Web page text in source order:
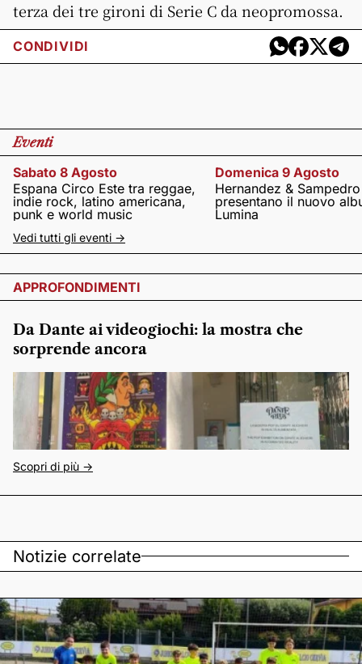
terza dei tre gironi di Serie C da neopromossa.
CONDIVIDI
Eventi
Sabato 8 Agosto
Espana Circo Este tra reggae,
indie rock, latino americana,
punk e world music
Domenica 9 Agosto
Hernandez & Sampedro
presentano il nuovo
Lumina
Vedi tutti gli eventi ->
APPROFONDIMENTI
Da Dante ai videogiochi: la mostra che
sorprende ancora
Scopri di più ->
Notizie correlate